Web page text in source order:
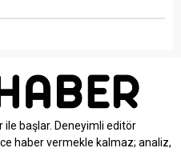
ile başlar. Deneyimli editör
haber vermekle kalmaz; analiz,